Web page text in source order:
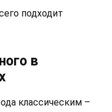
подходит
в
классическим –